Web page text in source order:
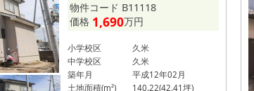
物件コード B11118
価格 1,690万円
小学校区
久米
中学校区
久米
築年月
平成12年02月
土地面積(m²)
140.22(42.41坪)